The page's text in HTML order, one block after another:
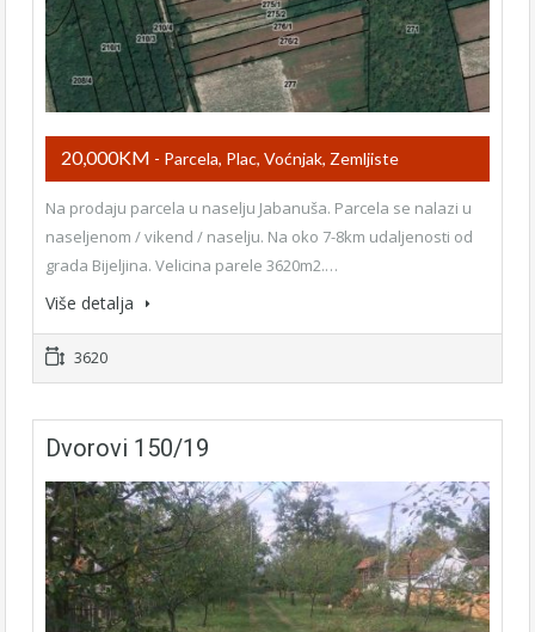
20,000KM - Parcela, Plac, Voćnjak, Zemljiste
Na prodaju parcela u naselju Jabanuša. Parcela se nalazi u
naseljenom / vikend / naselju. Na oko 7-8km udaljenosti od
grada Bijeljina. Velicina parele 3620m2.…
Više detalja
3620
Dvorovi 150/19